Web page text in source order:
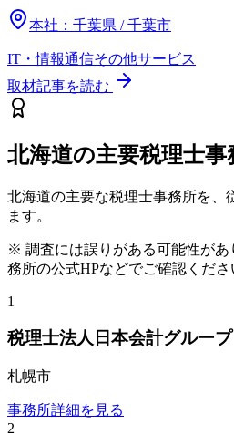
本社： 千葉県 / 千葉市
IT・情報通信その他サービス
取材記事を読む
北海道の主要税理士事
北海道の主要な税理士事務所を、
ます。
※ 調査には誤りがある可能性があ
務所の公式HPなどでご確認くださ
1
税理士法人日本会計グループ
札幌市
事務所詳細を見る
2